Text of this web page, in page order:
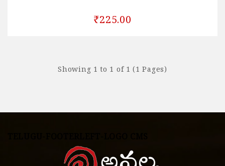
₹225.00
Showing 1 to 1 of 1 (1 Pages)